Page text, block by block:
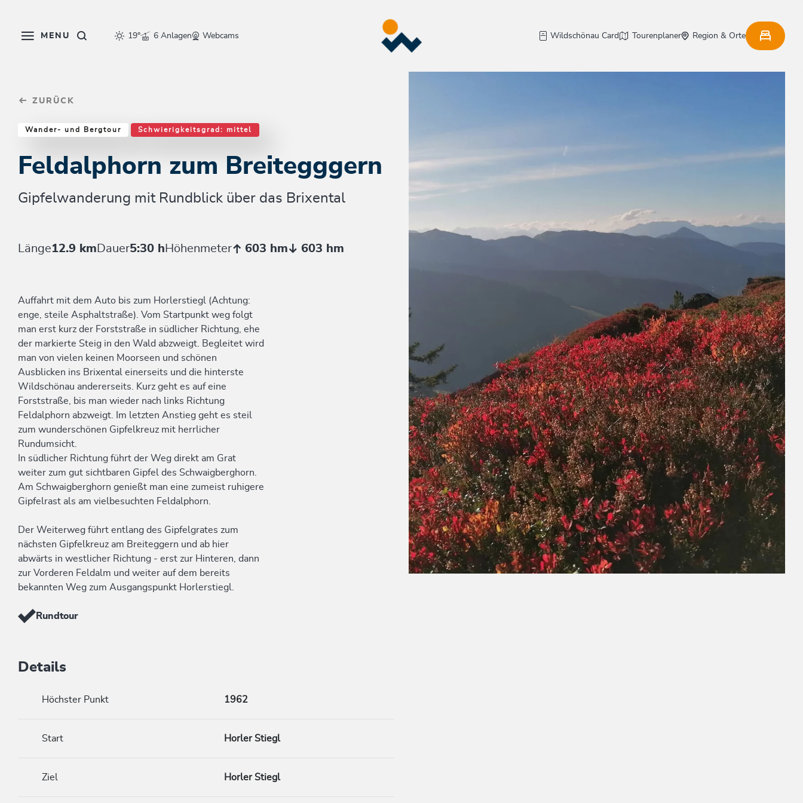
MENU 19° 6 Anlagen Webcams Wildschönau Card Tourenplaner Region & Orte
ZURÜCK
Wander- und Bergtour Schwierigkeitsgrad: mittel
Feldalphorn zum Breitegggern
Gipfelwanderung mit Rundblick über das Brixental
Länge12.9 km Dauer5:30 h Höhenmeter 603 hm 603 hm
Auffahrt mit dem Auto bis zum Horlerstiegl (Achtung:
enge, steile Asphaltstraße). Vom Startpunkt weg folgt
man erst kurz der Forststraße in südlicher Richtung, ehe
der markierte Steig in den Wald abzweigt. Begleitet wird
man von vielen keinen Moorseen und schönen
Ausblicken ins Brixental einerseits und die hinterste
Wildschönau andererseits. Kurz geht es auf eine
Forststraße, bis man wieder nach links Richtung
Feldalphorn abzweigt. Im letzten Anstieg geht es steil
zum wunderschönen Gipfelkreuz mit herrlicher
Rundumsicht.
In südlicher Richtung führt der Weg direkt am Grat
weiter zum gut sichtbaren Gipfel des Schwaigberghorn.
Am Schwaigberghorn genießt man eine zumeist ruhigere
Gipfelrast als am vielbesuchten Feldalphorn.
Der Weiterweg führt entlang des Gipfelgrates zum
nächsten Gipfelkreuz am Breiteggern und ab hier
abwärts in westlicher Richtung - erst zur Hinteren, dann
zur Vorderen Feldalm und weiter auf dem bereits
bekannten Weg zum Ausgangspunkt Horlerstiegl.
Rundtour
Details
Höchster Punkt 1962
Start Horler Stiegl
Ziel Horler Stiegl